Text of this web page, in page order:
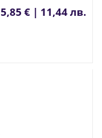
5,85 € | 11,44 лв.